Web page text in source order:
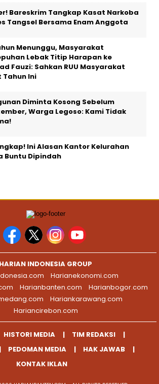
Bareskrim Tangkap Kasat Narkoba
Tangsel Bersama Enam Anggota
Menunggu, Masyarakat
Lebak Titip Harapan ke
Fauzi: Sahkan RUU Masyarakat
Tahun Ini
Diminta Kosong Sebelum
Warga Legoso: Kami Tidak
Ini Alasan Kantor Kelurahan
Buntu Dipindah
HARIAN INDONESIA GROUP
Harianekonomi.com
Harianbanten.com
Harianbogor.com
Hariankarawang.com
Hariancirebon.com
HISTORI MEDIA
TIM REDAKSI
PEDOMAN MEDIA
HAK JAWAB
KONTAK IKLAN